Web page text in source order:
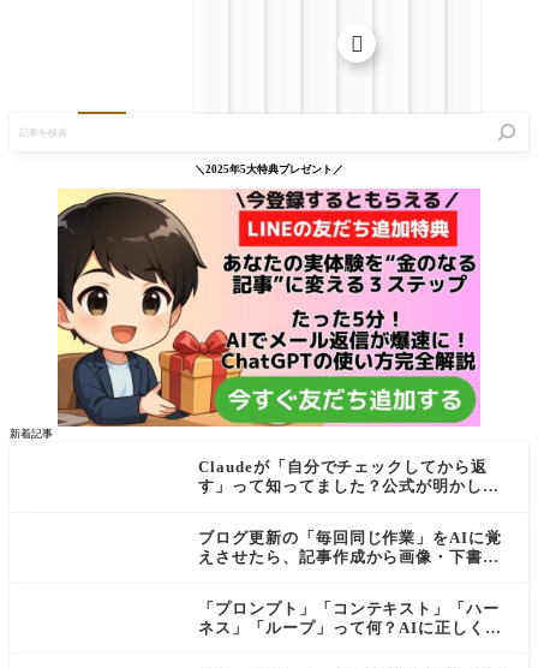
＼2025年5大特典プレゼント／
新着記事
Claudeが「自分でチェックしてから返
す」って知ってました？公式が明かし
ブログ更新の「毎回同じ作業」をAIに覚
えさせたら、記事作成から画像・下書き
「プロンプト」「コンテキスト」「ハー
ネス」「ループ」って何？AIに正しく伝
